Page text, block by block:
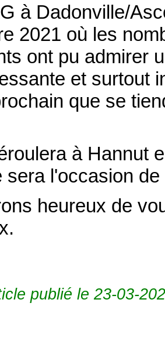
à Dadonville/
2021 où les
ont pu admirer
et surtout
que se
à Hannut
sera l'occasion
heureux de
publié le 23-03-